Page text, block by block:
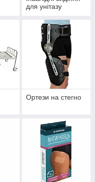
для унітазу
Ортези на стегно